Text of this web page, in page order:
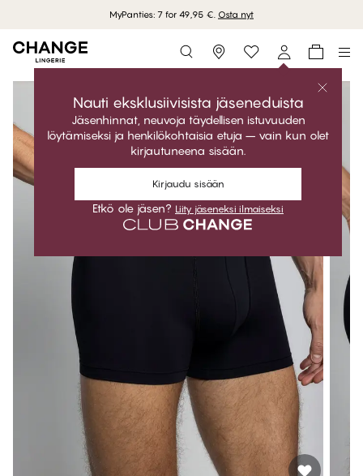
MyPanties: 7 for 49,95 €. Osta nyt
Storefinder
Nauti eksklusiivisista jäseneduista
Jäsenhinnat, neuvoja täydellisen istuvuuden
löytämiseksi ja henkilökohtaisia etuja – vain kun olet
kirjautuneena sisään.
Kirjaudu sisään
Etkö ole jäsen? Liity jäseneksi ilmaiseksi